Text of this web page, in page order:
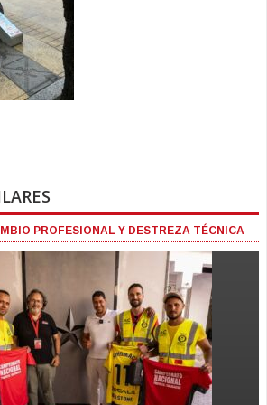
PROFESIONAL Y DESTREZA TÉCNICA